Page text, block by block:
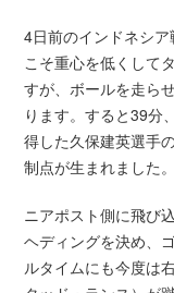
4日前のインドネシ
こそ重心を低くして
すが、ボールを走ら
ります。すると39分
得した久保建英選手
制点が生まれました。
ニアポスト側に飛び
ヘディングを決め、
ルタイムにも今度は